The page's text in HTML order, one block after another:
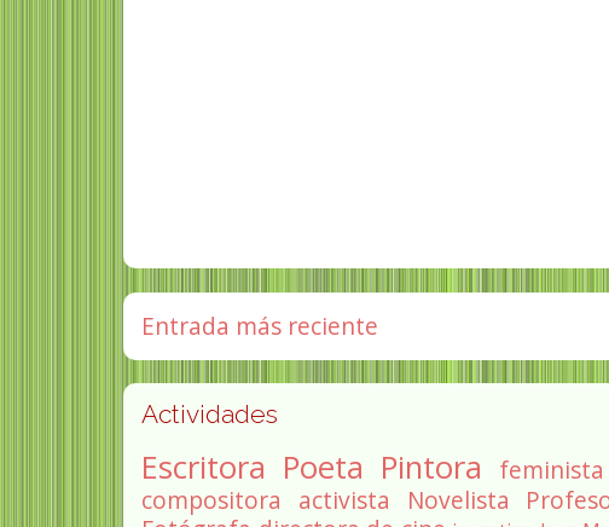
Entrada más reciente
Actividades
Escritora Poeta Pintora feminista
compositora
activista Novelista